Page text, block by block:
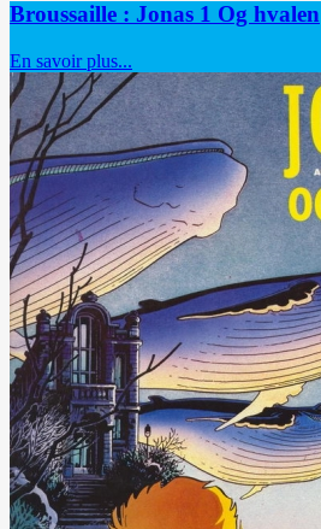
Broussaille : Jonas 1 Og hvalen
En savoir plus...